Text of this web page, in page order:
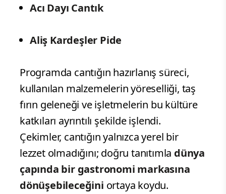
Acı Dayı Cantık
Aliş Kardeşler Pide
Programda cantığın hazırlanış süreci,
kullanılan malzemelerin yöreselliği, taş
fırın geleneği ve işletmelerin bu kültüre
katkıları ayrıntılı şekilde işlendi.
Çekimler, cantığın yalnızca yerel bir
lezzet olmadığını; doğru tanıtımla dünya
çapında bir gastronomi markasına
dönüşebileceğini ortaya koydu.